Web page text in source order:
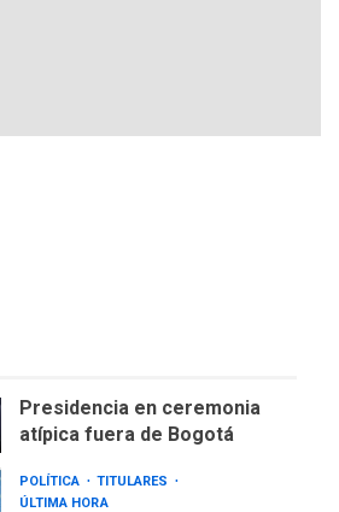
Presidencia en ceremonia
atípica fuera de Bogotá
POLÍTICA
TITULARES
ÚLTIMA HORA